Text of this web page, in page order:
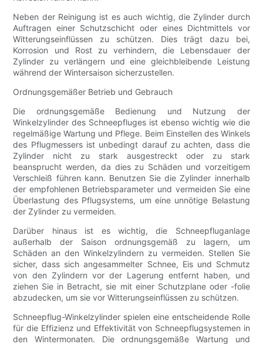
Neben der Reinigung ist es auch wichtig, die Zylinder durch
Auftragen einer Schutzschicht oder eines Dichtmittels vor
Witterungseinflüssen zu schützen. Dies trägt dazu bei,
Korrosion und Rost zu verhindern, die Lebensdauer der
Zylinder zu verlängern und eine gleichbleibende Leistung
während der Wintersaison sicherzustellen.
Ordnungsgemäßer Betrieb und Gebrauch
Die ordnungsgemäße Bedienung und Nutzung der
Winkelzylinder des Schneepfluges ist ebenso wichtig wie die
regelmäßige Wartung und Pflege. Beim Einstellen des Winkels
des Pflugmessers ist unbedingt darauf zu achten, dass die
Zylinder nicht zu stark ausgestreckt oder zu stark
beansprucht werden, da dies zu Schäden und vorzeitigem
Verschleiß führen kann. Benutzen Sie die Zylinder innerhalb
der empfohlenen Betriebsparameter und vermeiden Sie eine
Überlastung des Pflugsystems, um eine unnötige Belastung
der Zylinder zu vermeiden.
Darüber hinaus ist es wichtig, die Schneepfluganlage
außerhalb der Saison ordnungsgemäß zu lagern, um
Schäden an den Winkelzylindern zu vermeiden. Stellen Sie
sicher, dass sich angesammelter Schnee, Eis und Schmutz
von den Zylindern vor der Lagerung entfernt haben, und
ziehen Sie in Betracht, sie mit einer Schutzplane oder -folie
abzudecken, um sie vor Witterungseinflüssen zu schützen.
Schneepflug-Winkelzylinder spielen eine entscheidende Rolle
für die Effizienz und Effektivität von Schneepflugsystemen in
den Wintermonaten. Die ordnungsgemäße Wartung und